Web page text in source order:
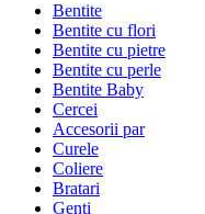
Bentite
Bentite cu flori
Bentite cu pietre
Bentite cu perle
Bentite Baby
Cercei
Accesorii par
Curele
Coliere
Bratari
Genti